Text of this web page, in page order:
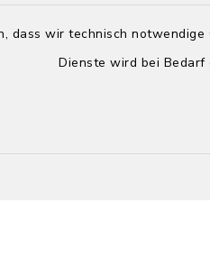
dass wir technisch
Dienste wird bei